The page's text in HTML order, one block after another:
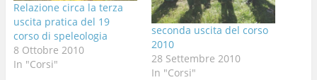
Relazione circa la terza
uscita pratica del 19
corso di speleologia
8 Ottobre 2010
In "Corsi"
seconda uscita del corso
2010
28 Settembre 2010
In "Corsi"